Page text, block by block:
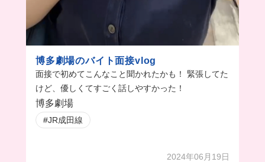
博多劇場のバイト面接vlog
面接で初めてこんなこと聞かれたかも！ 緊張してた
けど、優しくてすごく話しやすかった！
博多劇場
#JR成田線
2024年06月19日